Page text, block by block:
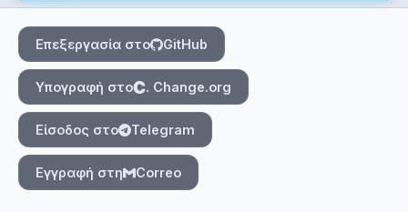
Επεξεργασία στο GitHub
Υπογραφή στο . Change.org
Είσοδος στο Telegram
Εγγραφή στη Correo